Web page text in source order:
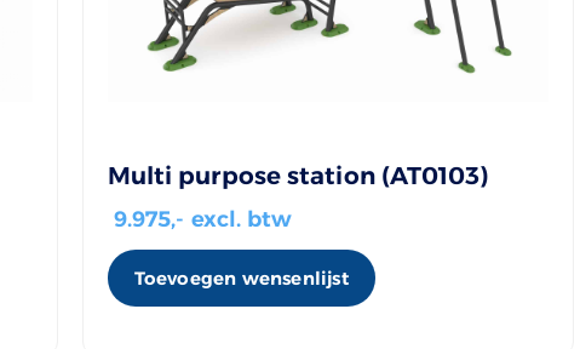
Multi purpose station (AT0103)
9.975,- excl. btw
Toevoegen wensenlijst